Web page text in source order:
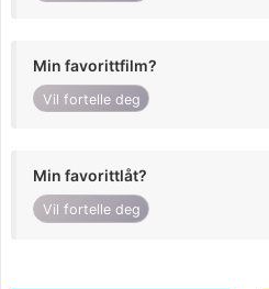
Min favorittfilm?
Vil fortelle deg
Min favorittlåt?
Vil fortelle deg